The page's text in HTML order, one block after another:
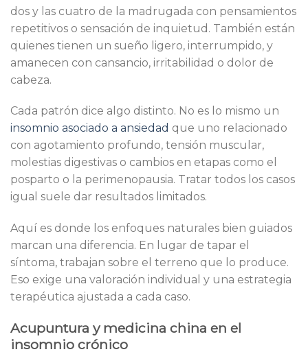
dos y las cuatro de la madrugada con pensamientos
repetitivos o sensación de inquietud. También están
quienes tienen un sueño ligero, interrumpido, y
amanecen con cansancio, irritabilidad o dolor de
cabeza.
Cada patrón dice algo distinto. No es lo mismo un
insomnio asociado a ansiedad que uno relacionado
con agotamiento profundo, tensión muscular,
molestias digestivas o cambios en etapas como el
posparto o la perimenopausia. Tratar todos los casos
igual suele dar resultados limitados.
Aquí es donde los enfoques naturales bien guiados
marcan una diferencia. En lugar de tapar el
síntoma, trabajan sobre el terreno que lo produce.
Eso exige una valoración individual y una estrategia
terapéutica ajustada a cada caso.
Acupuntura y medicina china en el
insomnio crónico